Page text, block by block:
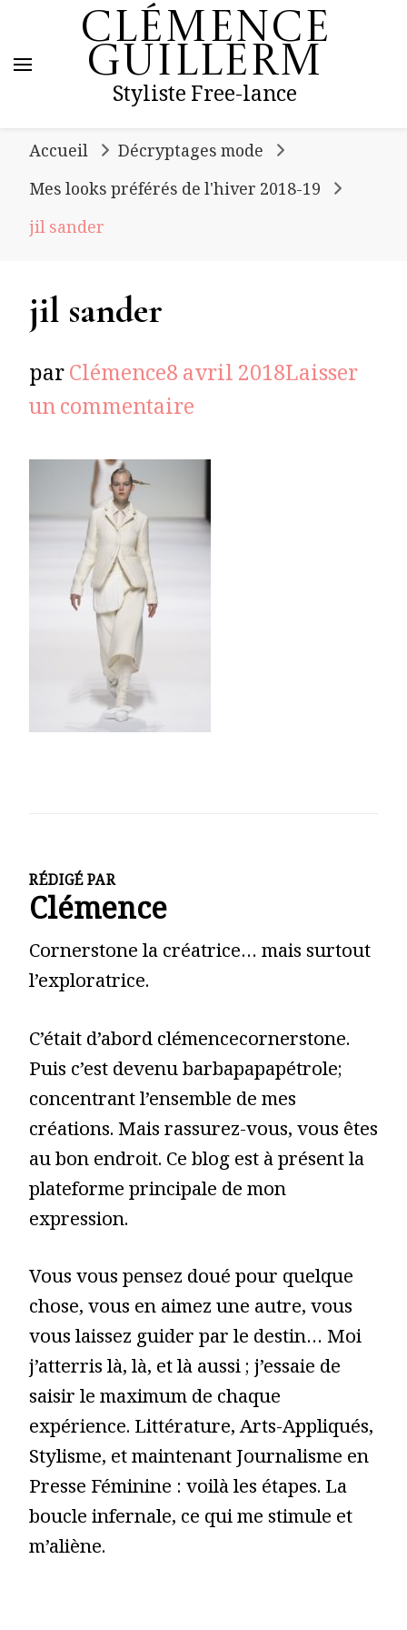
Clémence
Guillerm
Styliste Free-lance
Accueil
Décryptages mode
Mes looks préférés de l'hiver 2018-19
jil sander
jil sander
parClémence8 avril 2018Laisser
un commentaire
RÉDIGÉ PAR
Clémence
Cornerstone la créatrice… mais surtout
l’exploratrice.
C’était d’abord clémencecornerstone.
Puis c’est devenu barbapapapétrole;
concentrant l’ensemble de mes
créations. Mais rassurez-vous, vous êtes
au bon endroit. Ce blog est à présent la
plateforme principale de mon
expression.
Vous vous pensez doué pour quelque
chose, vous en aimez une autre, vous
vous laissez guider par le destin… Moi
j’atterris là, là, et là aussi ; j’essaie de
saisir le maximum de chaque
expérience. Littérature, Arts-Appliqués,
Stylisme, et maintenant Journalisme en
Presse Féminine : voilà les étapes. La
boucle infernale, ce qui me stimule et
m’aliène.